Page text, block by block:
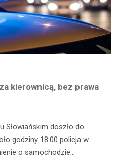
kierownicą, bez prawa
Słowiańskim doszło do
godziny 18:00 policja w
o samochodzie…